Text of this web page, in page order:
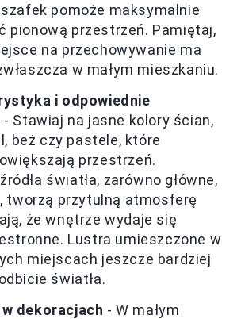
pomoże maksymalnie
pionową przestrzeń. Pamiętaj,
na przechowywanie ma
w małym mieszkaniu.
i odpowiednie
- Stawiaj na jasne kolory ścian,
beż czy pastele, które
przestrzeń.
światła, zarówno główne,
tworzą przytulną atmosferę
że wnętrze wydaje się
Lustra umieszczone w
miejscach jeszcze bardziej
światła.
dekoracjach - W małym